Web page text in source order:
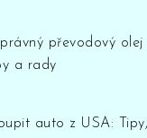
převodový
a rady
auto z USA: